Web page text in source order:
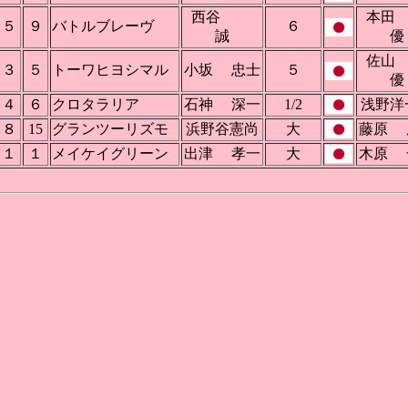
５ ９ バトルブレーヴ
西谷
誠
６
本
優
３ ５ トーワヒヨシマル 小坂 忠士 ５
佐
優
４ ６ クロタラリア 石神 深一 1/2
浅野洋
８ 15 グランツーリズモ 浜野谷憲尚 大
藤原
１ １ メイケイグリーン 出津 孝一 大 木原